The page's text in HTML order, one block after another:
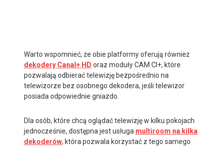
Warto wspomnieć, że obie platformy oferują również
dekodery Canal+ HD oraz moduły CAM CI+, które
pozwalają odbierać telewizję bezpośrednio na
telewizorze bez osobnego dekodera, jeśli telewizor
posiada odpowiednie gniazdo.
Dla osób, które chcą oglądać telewizję w kilku pokojach
jednocześnie, dostępna jest usługa multiroom na kilka
dekoderów, która pozwala korzystać z tego samego